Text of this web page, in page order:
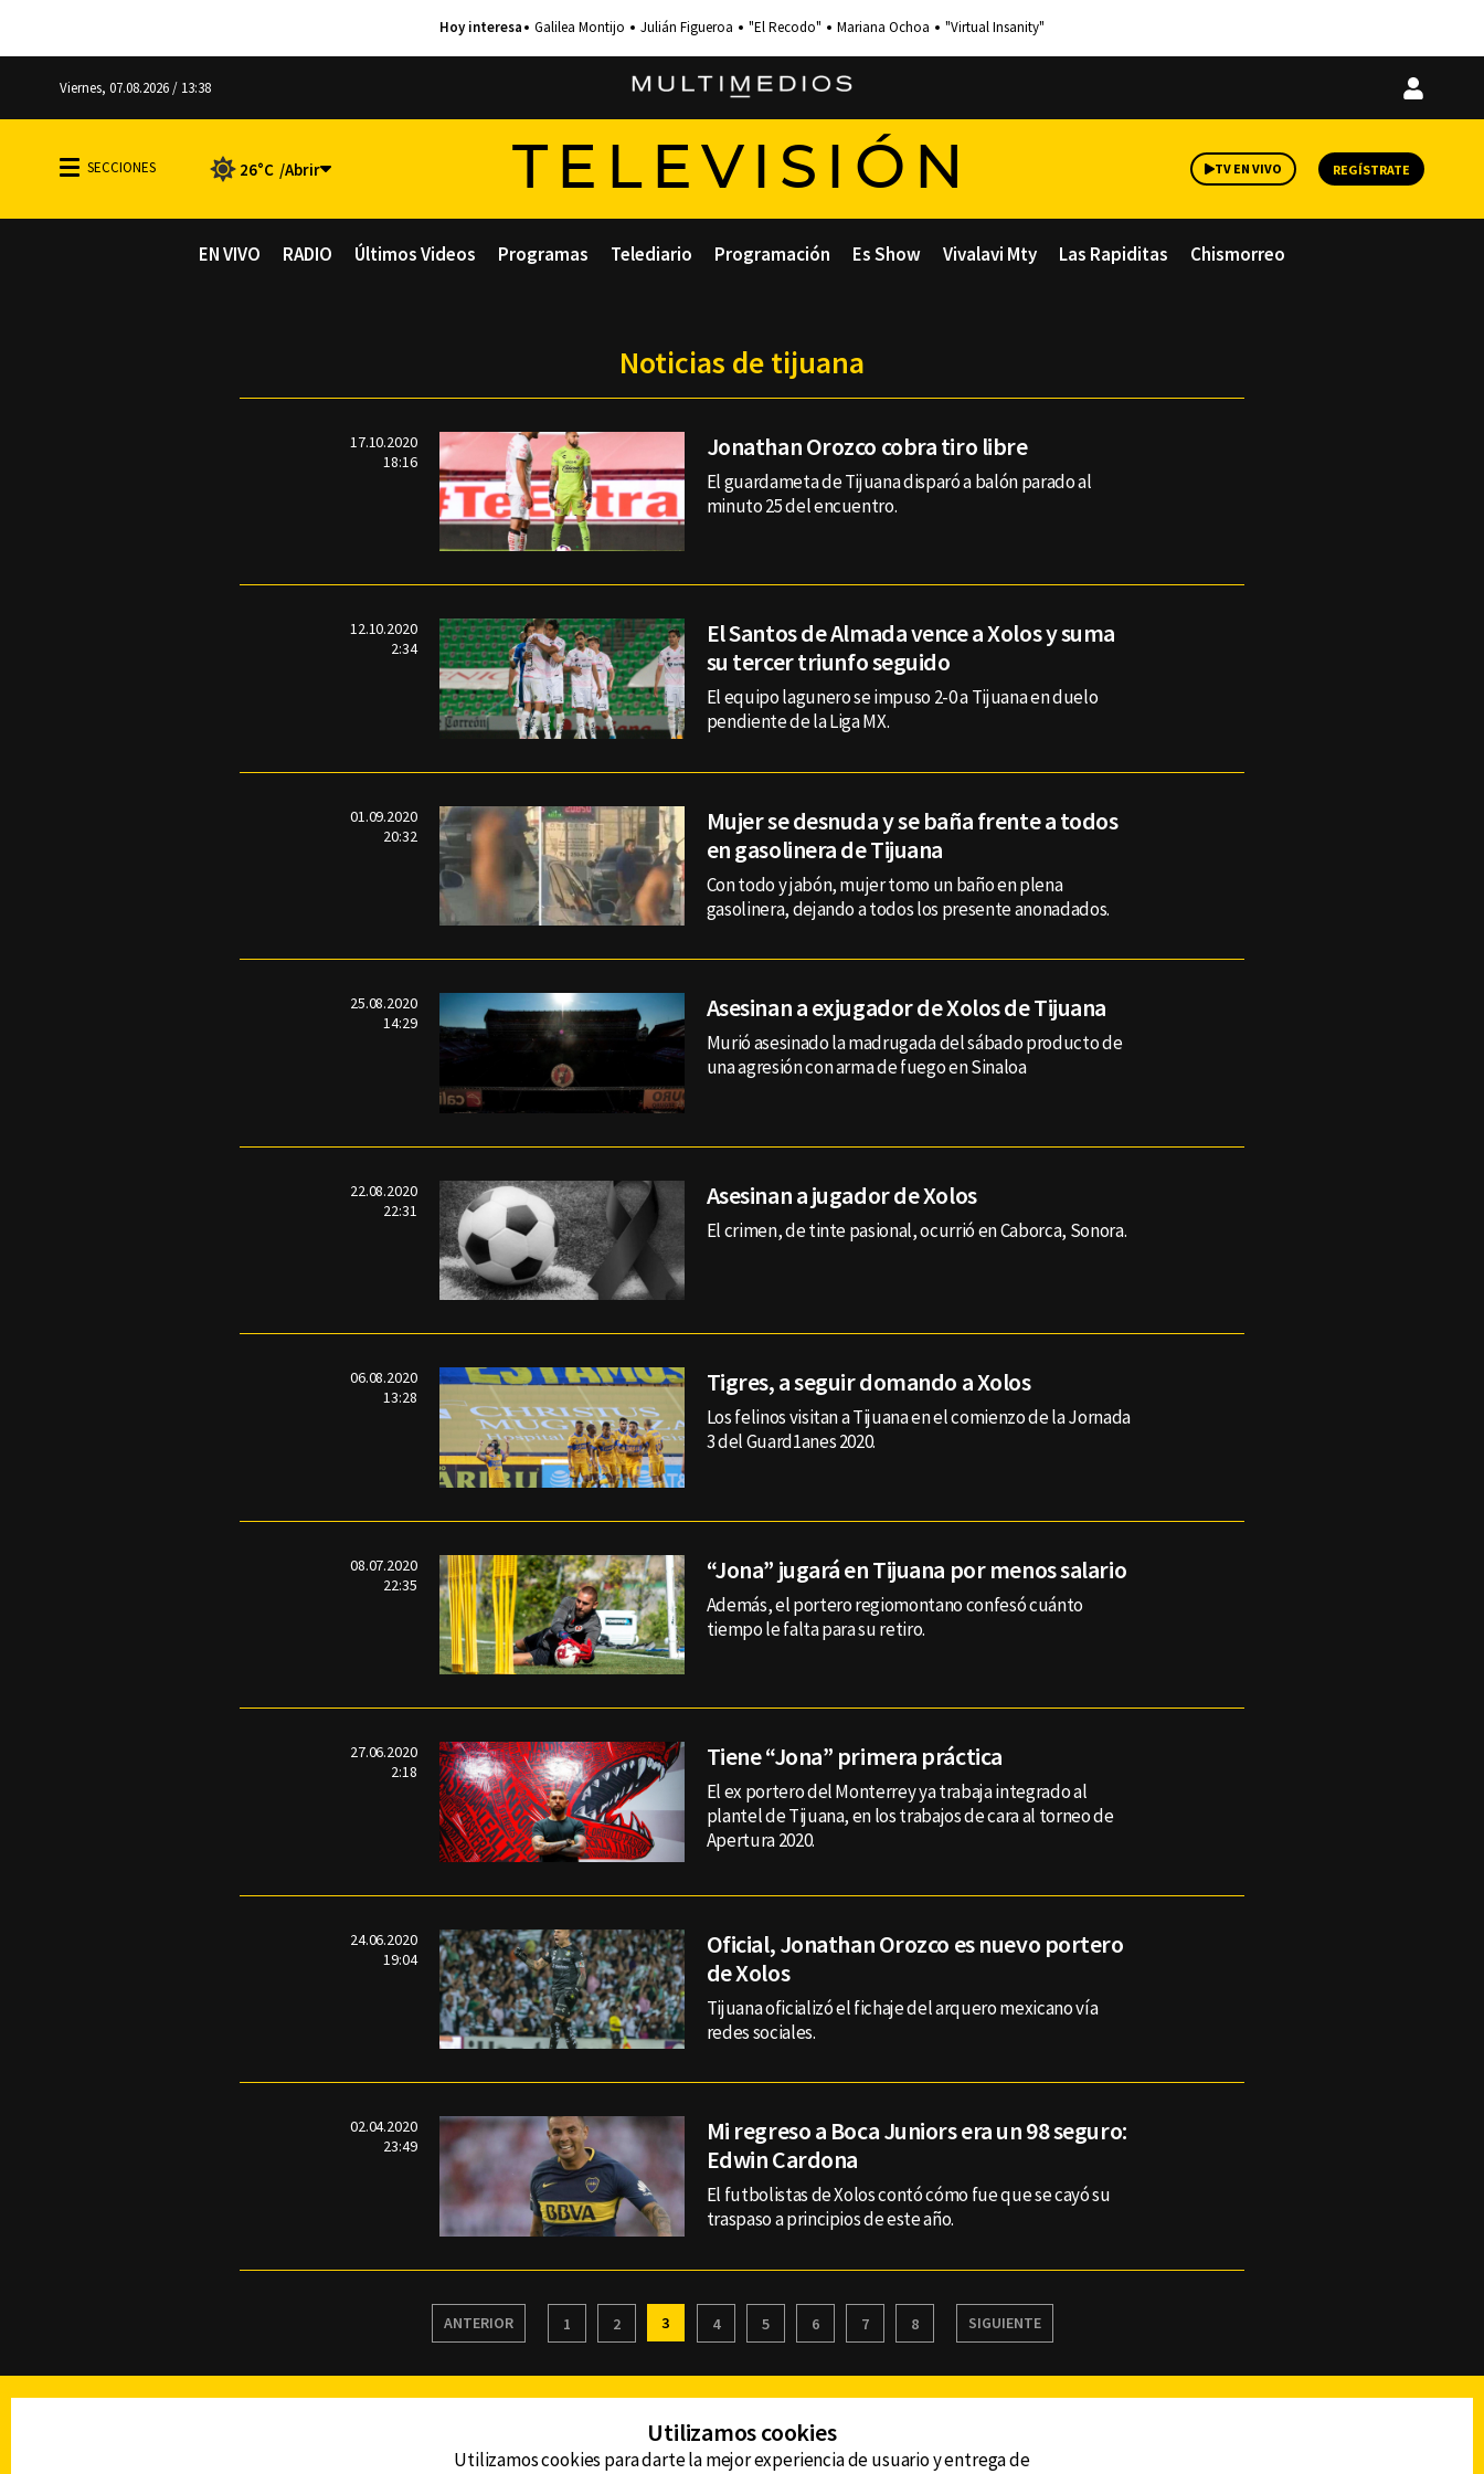
Galilea Montijo Julián Figueroa "El Recodo" Mariana Ochoa "Virtual Insanity"
Viernes, 07.08.2026 / 13:38
Iniciar
26°C TELEVISIÓN TV EN VIVO REGÍSTRATE
EN VIVO RADIO Últimos Videos Programas Telediario Programación Es Show Vivalavi Mty Las Rapiditas Chismorreo
Noticias de tijuana
17.10.2020
18:16
Jonathan Orozco cobra tiro libre
El guardameta de Tijuana disparó a balón parado al
minuto 25 del encuentro.
12.10.2020
2:34
El Santos de Almada vence a Xolos y suma
su tercer triunfo seguido
El equipo lagunero se impuso 2-0 a Tijuana en duelo
pendiente de la Liga MX.
01.09.2020
20:32
Mujer se desnuda y se baña frente a todos
en gasolinera de Tijuana
Con todo y jabón, mujer tomo un baño en plena
gasolinera, dejando a todos los presente anonadados.
25.08.2020
14:29
Asesinan a exjugador de Xolos de Tijuana
Murió asesinado la madrugada del sábado producto de
una agresión con arma de fuego en Sinaloa
22.08.2020
22:31
Asesinan a jugador de Xolos
El crimen, de tinte pasional, ocurrió en Caborca, Sonora.
06.08.2020
13:28
Tigres, a seguir domando a Xolos
Los felinos visitan a Tijuana en el comienzo de la Jornada
3 del Guard1anes 2020.
08.07.2020
22:35
“Jona” jugará en Tijuana por menos salario
Además, el portero regiomontano confesó cuánto
tiempo le falta para su retiro.
27.06.2020
2:18
Tiene “Jona” primera práctica
El ex portero del Monterrey ya trabaja integrado al
plantel de Tijuana, en los trabajos de cara al torneo de
Apertura 2020.
24.06.2020
19:04
Oficial, Jonathan Orozco es nuevo portero
de Xolos
Tijuana oficializó el fichaje del arquero mexicano vía
redes sociales.
02.04.2020
23:49
Mi regreso a Boca Juniors era un 98 seguro:
Edwin Cardona
El futbolistas de Xolos contó cómo fue que se cayó su
traspaso a principios de este año.
ANTERIOR 1 2 3 4 5 6 7 8 SIGUIENTE
Utilizamos cookies
Utilizamos cookies para darte la mejor experiencia de usuario y entrega de